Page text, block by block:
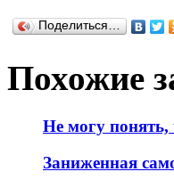
Поделиться…
Похожие
Не могу понять,
Заниженная